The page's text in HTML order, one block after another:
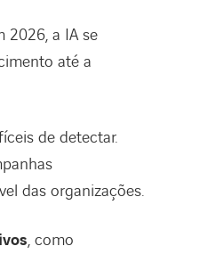
2026, a IA se
até a
de detectar.
das organizações.
, como